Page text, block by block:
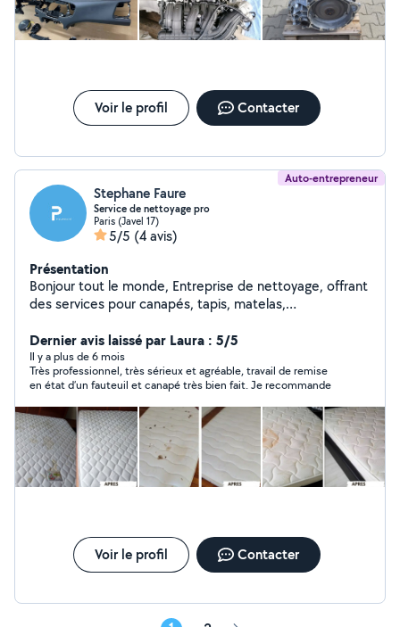
Voir le profil Contacter
Auto-entrepreneur
Stephane Faure
Service de nettoyage pro
Paris (Javel 17)
5/5 (4 avis)
Présentation
Bonjour tout le monde, Entreprise de nettoyage, offrant
des services pour canapés, tapis, matelas,
vous avez besoin de services de nettoyage, mon équipe
et moi-même serions ravis de répondre à vos besoins.
Quelques chiffres : 68 canapés / 42 tapis/moquettes /
27 matelas / 31 voitures / 6 terrasses en seulement 1 an
et ce n'est que le début car notre priorité est votre
satisfaction. Sans frais de déplacement dans toute l'île
de France. Compte insta : prime_proprete Compte
TikTok : @prime_proprete
Dernier avis laissé par Laura : 5/5
Il y a plus de 6 mois
Très professionnel, très sérieux et agréable, travail de remise
en état d’un fauteuil et canapé très bien fait. Je recommande
Voir le profil Contacter